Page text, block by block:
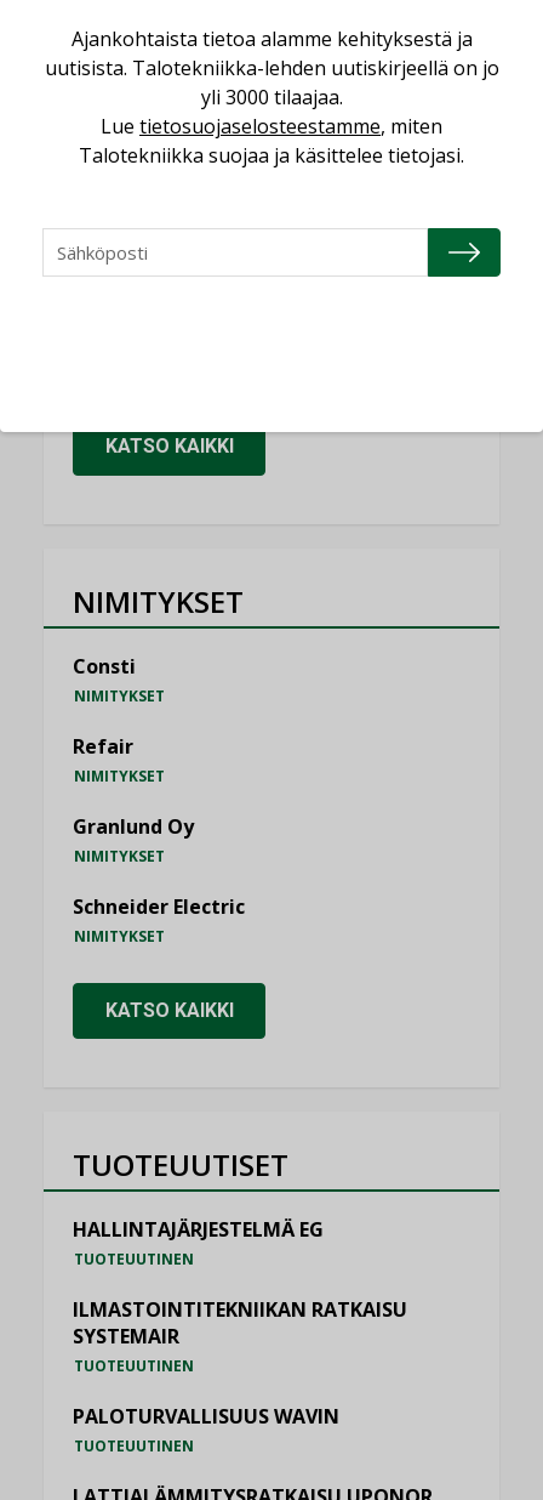
KOLUMNI
Yli miljoona kotia on vailla toimivaa
ilmanvaihtoa
KOLUMNI
saatavien tietojen vertailukelpoisuus?
KOLUMNI
KATSO KAIKKI
NIMITYKSET
Consti
NIMITYKSET
Refair
NIMITYKSET
Granlund Oy
NIMITYKSET
Schneider Electric
NIMITYKSET
KATSO KAIKKI
TUOTEUUTISET
HALLINTAJÄRJESTELMÄ EG
TUOTEUUTINEN
ILMASTOINTITEKNIIKAN RATKAISU
SYSTEMAIR
TUOTEUUTINEN
PALOTURVALLISUUS WAVIN
TUOTEUUTINEN
Ajankohtaista tietoa alamme kehityksestä ja
uutisista. Talotekniikka-lehden uutiskirjeellä on jo
yli 3000 tilaajaa.
Lue tietosuojaselosteestamme, miten
Talotekniikka suojaa ja käsittelee tietojasi.